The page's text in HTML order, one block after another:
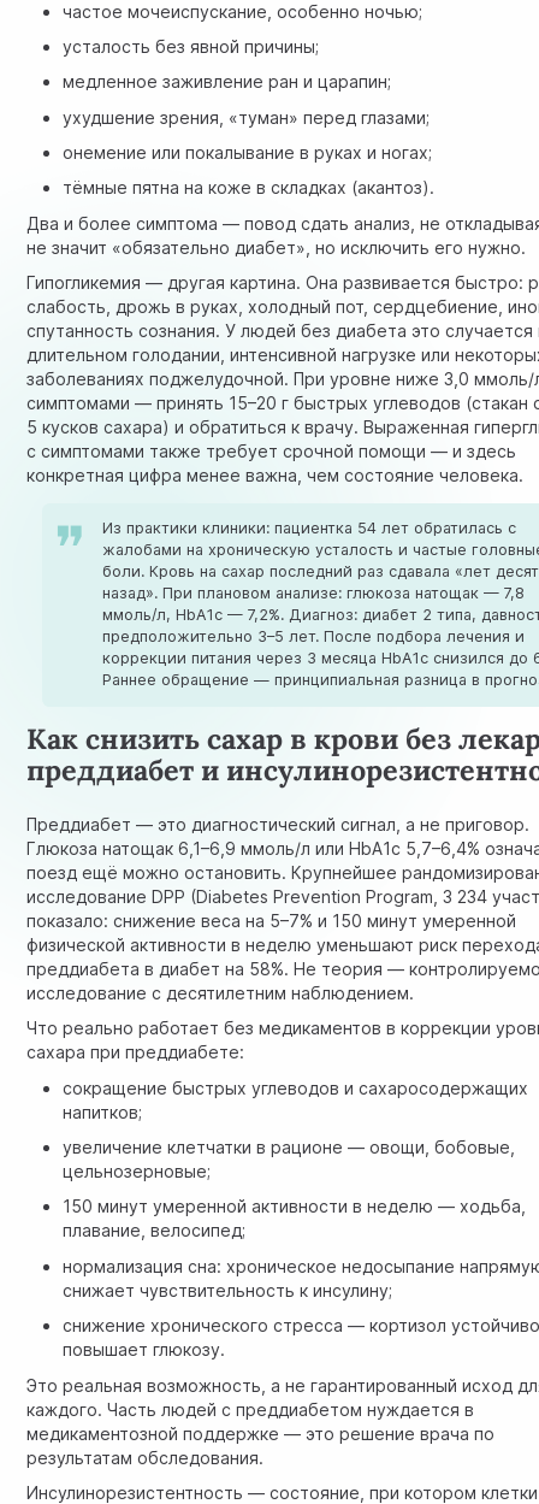
частое мочеиспускание, особенно ночью;
усталость без явной причины;
медленное заживление ран и царапин;
ухудшение зрения, «туман» перед глазами;
онемение или покалывание в руках и ногах;
тёмные пятна на коже в складках (акантоз).
Два и более симптома — повод сдать анализ, не
не значит «обязательно диабет», но исключить его нужно.
Гипогликемия — другая картина. Она развивается быстро:
слабость, дрожь в руках, холодный пот, сердцебиение,
спутанность сознания. У людей без диабета это случается
длительном голодании, интенсивной нагрузке или
заболеваниях поджелудочной. При уровне ниже 3,0 ммоль/
симптомами — принять 15–20 г быстрых углеводов (стакан
5 кусков сахара) и обратиться к врачу. Выраженная
с симптомами также требует срочной помощи — и здесь
конкретная цифра менее важна, чем состояние человека.
Из практики клиники: пациентка 54 лет обратилась с
жалобами на хроническую усталость и частые
боли. Кровь на сахар последний раз сдавала «лет
назад». При плановом анализе: глюкоза натощак — 7,8
ммоль/л, HbA1c — 7,2%. Диагноз: диабет 2 типа,
предположительно 3–5 лет. После подбора лечения и
коррекции питания через 3 месяца HbA1c снизился до
Раннее обращение — принципиальная разница в
Как снизить сахар в крови без
преддиабет и
Преддиабет — это диагностический сигнал, а не приговор.
Глюкоза натощак 6,1–6,9 ммоль/л или HbA1c 5,7–6,4%
поезд ещё можно остановить. Крупнейшее
исследование DPP (Diabetes Prevention Program, 3 234
показало:снижение веса на 5–7% и 150 минут умеренной
физической активности в неделю уменьшают риск
преддиабета в диабет на 58%. Не теория —
исследование с десятилетним наблюдением.
Что реально работает без медикаментов в коррекции
сахара при преддиабете:
сокращение быстрых углеводов и сахаросодержащих
напитков;
увеличение клетчатки в рационе — овощи, бобовые,
цельнозерновые;
150 минут умеренной активности в неделю — ходьба,
плавание, велосипед;
нормализация сна: хроническое недосыпание
снижает чувствительность к инсулину;
снижение хронического стресса — кортизол
повышает глюкозу.
Это реальная возможность, а не гарантированный исход
каждого. Часть людей с преддиабетом нуждается в
медикаментозной поддержке — это решение врача по
результатам обследования.
Инсулинорезистентность — состояние, при котором